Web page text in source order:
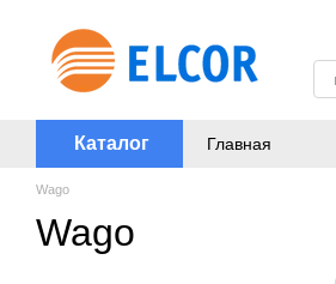
Каталог Главная
Wago
Wago